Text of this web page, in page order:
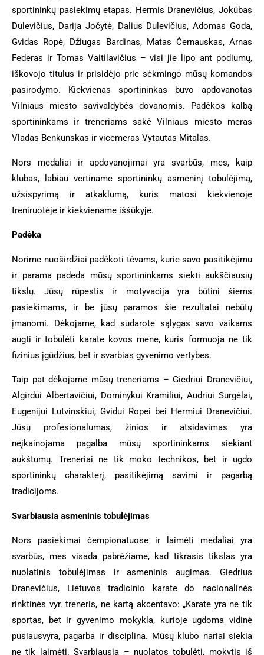
sportininkų pasiekimų etapas. Hermis Dranevičius, Jokūbas
Dulevičius, Darija Jočytė, Dalius Dulevičius, Adomas Goda,
Gvidas Ropė, Džiugas Bardinas, Matas Černauskas, Arnas
Federas ir Tomas Vaitilavičius – visi jie lipo ant podiumų,
iškovojo titulus ir prisidėjo prie sėkmingo mūsų komandos
pasirodymo. Kiekvienas sportininkas buvo apdovanotas
Vilniaus miesto savivaldybės dovanomis. Padėkos kalbą
sportininkams ir treneriams sakė Vilniaus miesto meras
Vladas Benkunskas ir vicemeras Vytautas Mitalas.
Nors medaliai ir apdovanojimai yra svarbūs, mes, kaip
klubas, labiau vertiname sportininkų asmeninį tobulėjimą,
užsispyrimą ir atkaklumą, kuris matosi kiekvienoje
treniruotėje ir kiekviename iššūkyje.
Padėka
Norime nuoširdžiai padėkoti tėvams, kurie savo pasitikėjimu
ir parama padeda mūsų sportininkams siekti aukščiausių
tikslų. Jūsų rūpestis ir motyvacija yra būtini šiems
pasiekimams, ir be jūsų paramos šie rezultatai nebūtų
įmanomi. Dėkojame, kad sudarote sąlygas savo vaikams
augti ir tobulėti karate kovos mene, kuris formuoja ne tik
fizinius įgūdžius, bet ir svarbias gyvenimo vertybes.
Taip pat dėkojame mūsų treneriams – Giedriui Dranevičiui,
Algirdui Albertavičiui, Dominykui Kramiliui, Audriui Surgėlai,
Eugenijui Lutvinskiui, Gvidui Ropei bei Hermiui Dranevičiui.
Jūsų profesionalumas, žinios ir atsidavimas yra
neįkainojama pagalba mūsų sportininkams siekiant
aukštumų. Treneriai ne tik moko technikos, bet ir ugdo
sportininkų charakterį, pasitikėjimą savimi ir pagarbą
tradicijoms.
Svarbiausia asmeninis tobulėjimas
Nors pasiekimai čempionatuose ir laimėti medaliai yra
svarbūs, mes visada pabrėžiame, kad tikrasis tikslas yra
nuolatinis tobulėjimas ir asmeninis augimas. Giedrius
Dranevičius, Lietuvos tradicinio karate do nacionalinės
rinktinės vyr. treneris, ne kartą akcentavo: „Karate yra ne tik
sportas, bet ir gyvenimo mokykla, kurioje ugdoma vidinė
pusiausvyra, pagarba ir disciplina. Mūsų klubo nariai siekia
ne tik laimėti. Svarbiausia – nuolatos tobulėti, mokytis iš